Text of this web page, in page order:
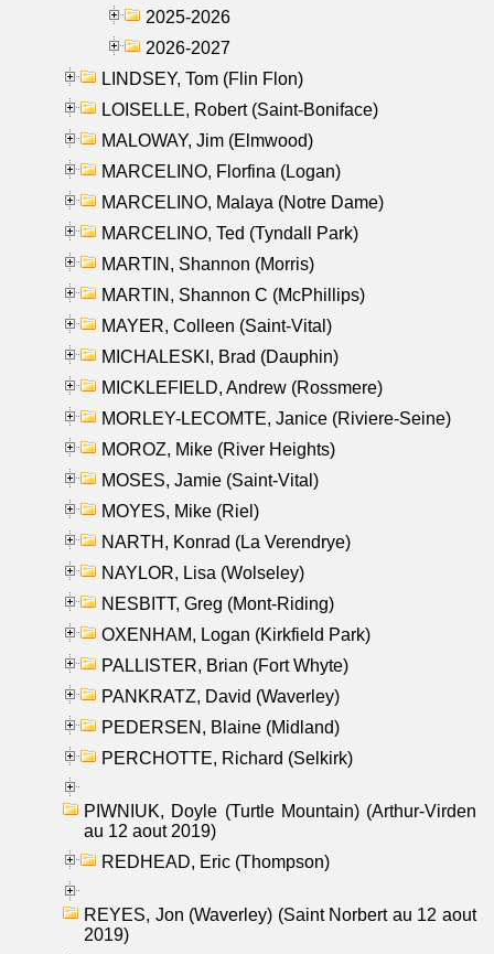
2025-2026
2026-2027
LINDSEY, Tom (Flin Flon)
LOISELLE, Robert (Saint-Boniface)
MALOWAY, Jim (Elmwood)
MARCELINO, Florfina (Logan)
MARCELINO, Malaya (Notre Dame)
MARCELINO, Ted (Tyndall Park)
MARTIN, Shannon (Morris)
MARTIN, Shannon C (McPhillips)
MAYER, Colleen (Saint-Vital)
MICHALESKI, Brad (Dauphin)
MICKLEFIELD, Andrew (Rossmere)
MORLEY-LECOMTE, Janice (Riviere-Seine)
MOROZ, Mike (River Heights)
MOSES, Jamie (Saint-Vital)
MOYES, Mike (Riel)
NARTH, Konrad (La Verendrye)
NAYLOR, Lisa (Wolseley)
NESBITT, Greg (Mont-Riding)
OXENHAM, Logan (Kirkfield Park)
PALLISTER, Brian (Fort Whyte)
PANKRATZ, David (Waverley)
PEDERSEN, Blaine (Midland)
PERCHOTTE, Richard (Selkirk)
PIWNIUK, Doyle (Turtle Mountain) (Arthur-Virden
au 12 aout 2019)
REDHEAD, Eric (Thompson)
REYES, Jon (Waverley) (Saint Norbert au 12 aout
2019)